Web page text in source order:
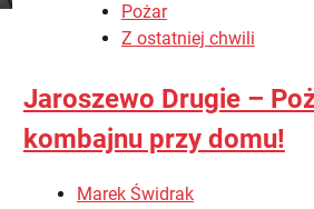
Pożar
Z ostatniej chwili
Jaroszewo Drugie –
kombajnu przy domu!
Marek Świdrak